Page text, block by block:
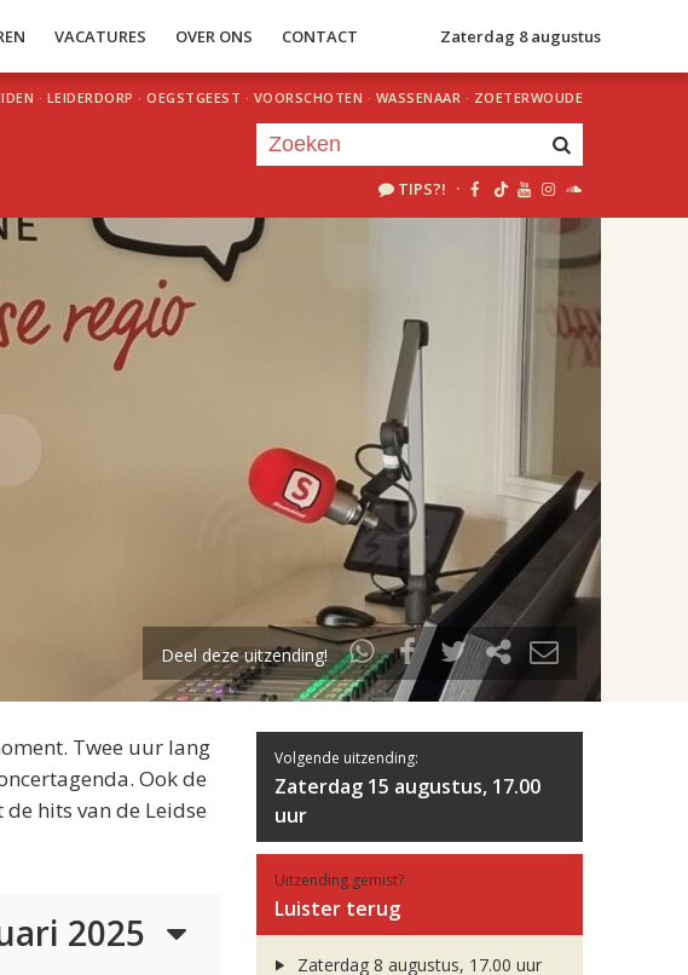
VACATURES OVER ONS CONTACT Zaterdag 8 augustus
· LEIDERDORP · OEGSTGEEST · VOORSCHOTEN · WASSENAAR · ZOETERWOUDE
TIPS?! ·
uur 1 van 2
Volgend uur
Deel deze uitzending!
Twee uur lang
Ook de
hits van de Leidse
2025
Volgende uitzending:
Zaterdag 15 augustus, 17.00
uur
Uitzending gemist?
Luister terug
Zaterdag 8 augustus, 17.00 uur